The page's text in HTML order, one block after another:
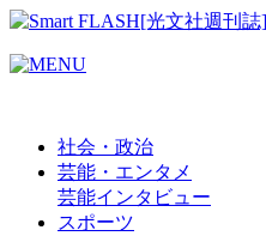
社会・政治
芸能・エンタメ
芸能インタビュー
スポーツ